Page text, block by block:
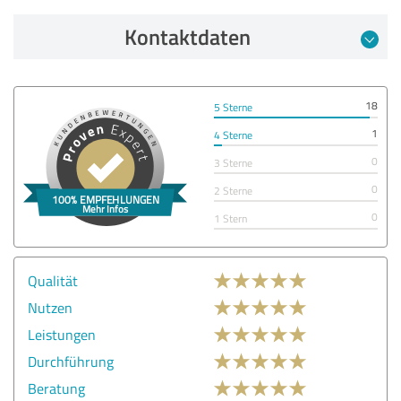
Kontaktdaten
5 Sterne
18
4 Sterne
1
3 Sterne
0
2 Sterne
0
1 Stern
0
Qualität
Nutzen
Leistungen
Durchführung
Beratung